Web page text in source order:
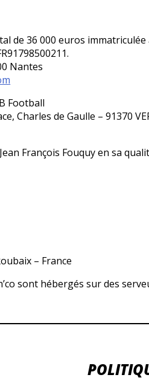
de 36 000 euros
Nantes
Football
Charles de Gaulle – 91370
François Fouquy en sa
– France
sont hébergés sur des